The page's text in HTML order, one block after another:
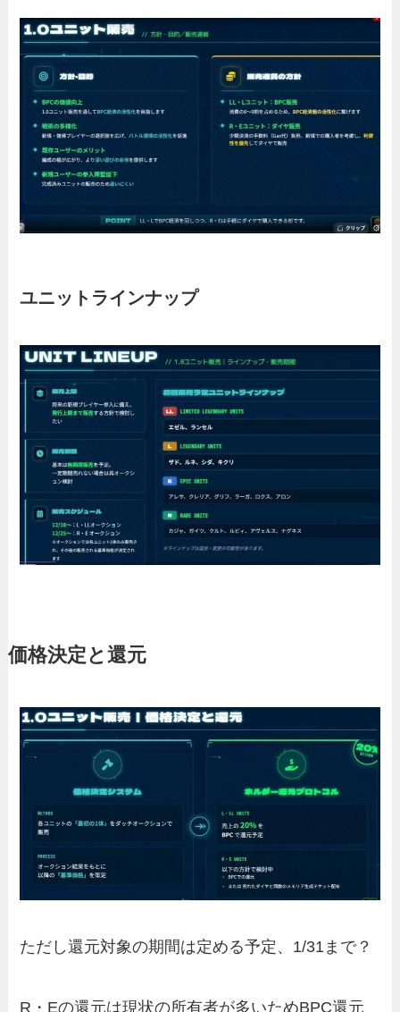
ユニットラインナップ
価格決定と還元
ただし還元対象の期間は定める予定、1/31まで？
R・Eの還元は現状の所有者が多いためBPC還元